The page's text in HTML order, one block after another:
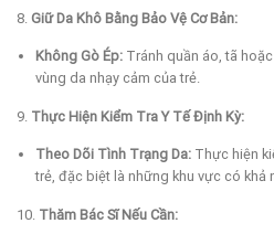
8. Giữ Da Khô Bằng Bảo Vệ Cơ Bản:
Không Gò Ép:Tránh quần áo, tã
vùng da nhạy cảm của trẻ.
9. Thực Hiện Kiểm Tra Y Tế Định Kỳ:
Theo Dõi Tình Trạng Da:Thực hiện
trẻ, đặc biệt là những khu vực có khả
10. Thăm Bác Sĩ Nếu Cần: